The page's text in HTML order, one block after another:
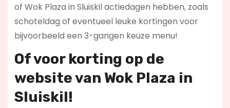
of Wok Plaza in Sluiskil actiedagen hebben, zoals
schoteldag of eventueel leuke kortingen voor
bijvoorbeeld een 3-gangen keuze menu!
Of voor korting op de
website van Wok Plaza in
Sluiskil!